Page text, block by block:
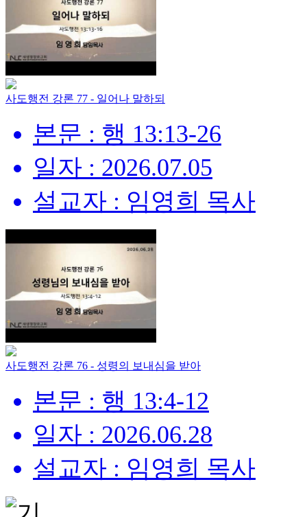
사도행전 강론 77 - 일어나 말하되
본문 : 행 13:13-26
일자 : 2026.07.05
설교자 : 임영희 목사
사도행전 강론 76 - 성령의 보내심을 받아
본문 : 행 13:4-12
일자 : 2026.06.28
설교자 : 임영희 목사